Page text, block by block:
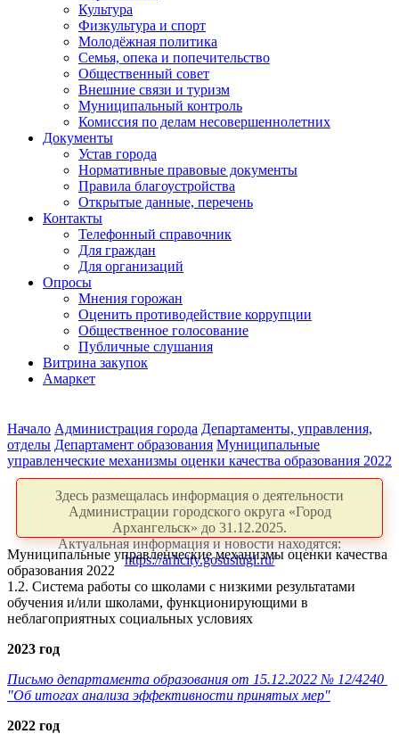
Культура
Физкультура и спорт
Молодёжная политика
Семья, опека и попечительство
Общественный совет
Внешние связи и туризм
Муниципальный контроль
Комиссия по делам несовершеннолетних
Документы
Устав города
Нормативные правовые документы
Правила благоустройства
Открытые данные, перечень
Контакты
Телефонный справочник
Для граждан
Для организаций
Опросы
Мнения горожан
Оценить противодействие коррупции
Общественное голосование
Публичные слушания
Витрина закупок
Амаркет
Начало Администрация города Департаменты, управления,
отделы Департамент образования Муниципальные
управленческие механизмы оценки качества образования 2022
Здесь размещалась информация о деятельности
Администрации городского округа «Город
Архангельск» до 31.12.2025.
Актуальная информация и новости находятся:
https://arhcity.gosuslugi.ru/
Муниципальные управленческие механизмы оценки качества
образования 2022
1.2. Система работы со школами с низкими результатами
обучения и/или школами, функционирующими в
неблагоприятных социальных условиях
2023 год
Письмо департамента образования от 15.12.2022 № 12/4240
"Об итогах анализа эффективности принятых мер"
2022 год